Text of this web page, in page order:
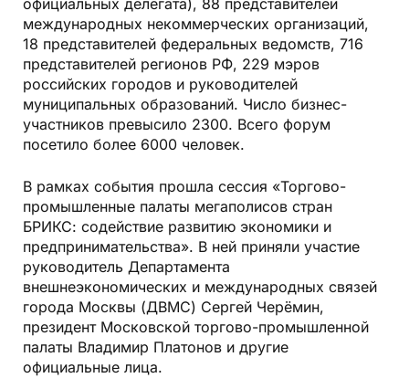
официальных делегата), 88 представителей
международных некоммерческих организаций,
18 представителей федеральных ведомств, 716
представителей регионов РФ, 229 мэров
российских городов и руководителей
муниципальных образований. Число бизнес-
участников превысило 2300. Всего форум
посетило более 6000 человек.
В рамках события прошла сессия «Торгово-
промышленные палаты мегаполисов стран
БРИКС: содействие развитию экономики и
предпринимательства». В ней приняли участие
руководитель Департамента
внешнеэкономических и международных связей
города Москвы (ДВМС) Сергей Черёмин,
президент Московской торгово-промышленной
палаты Владимир Платонов и другие
официальные лица.